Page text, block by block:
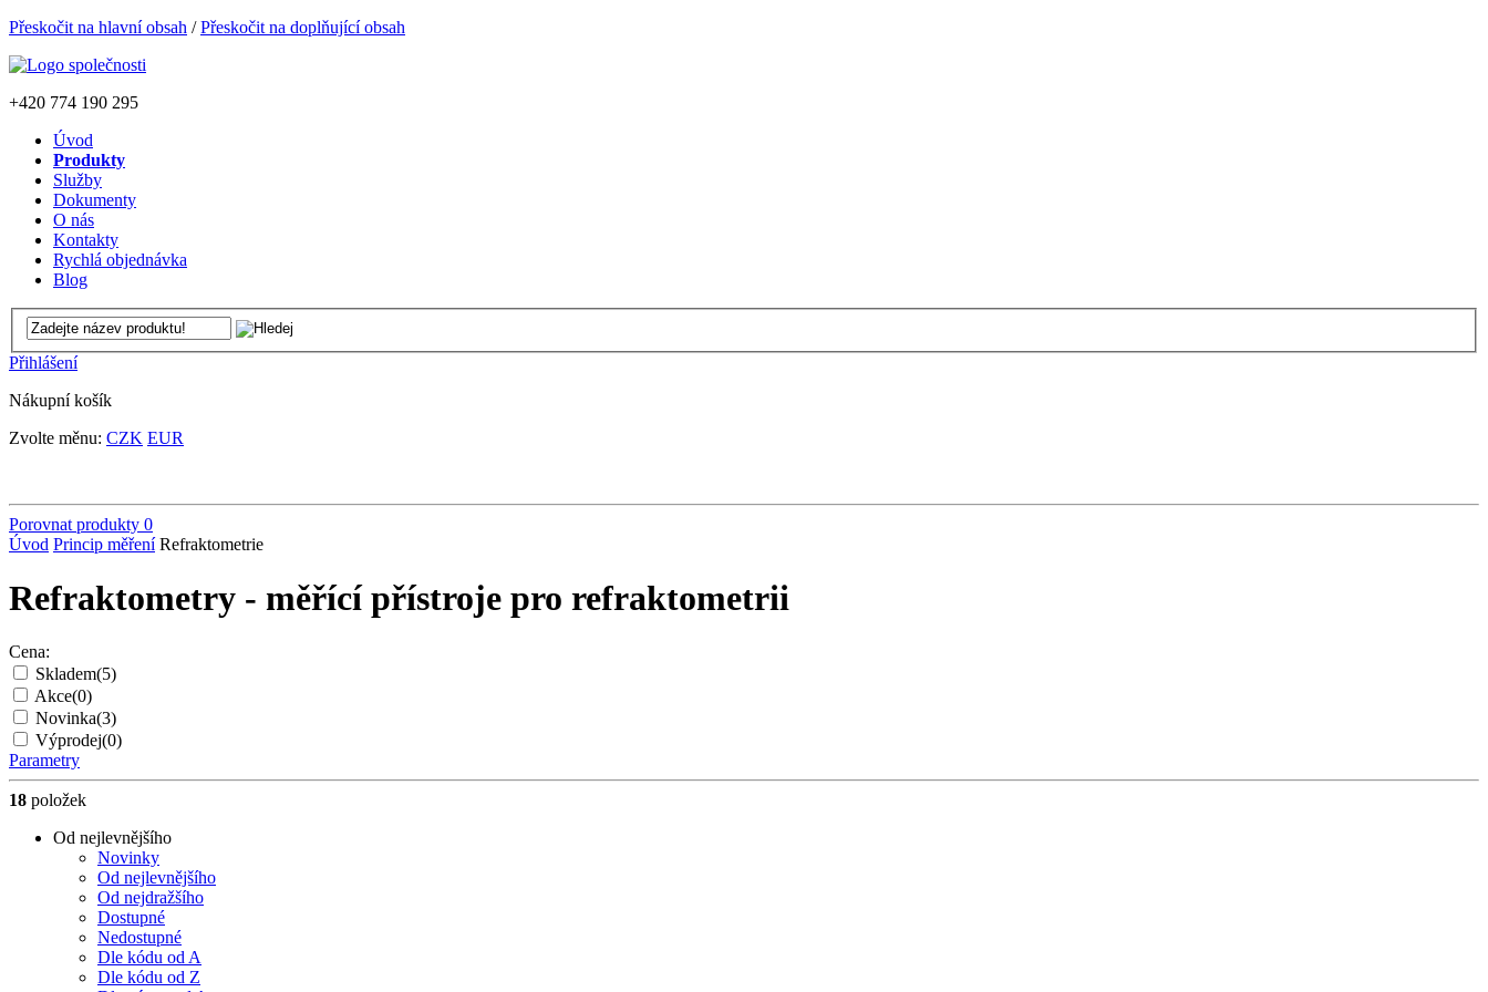
Přeskočit na hlavní obsah /Přeskočit na doplňující obsah
+420 774 190 295
Úvod
Produkty
Služby
Dokumenty
O nás
Kontakty
Rychlá objednávka
Blog
Přihlášení
Nákupní košík
Zvolte měnu: CZK EUR
Porovnat produkty 0
Úvod Princip měření Refraktometrie
Refraktometry - měřící přístroje pro refraktometrii
Cena:
Skladem(5)
Akce(0)
Novinka(3)
Výprodej(0)
Parametry
18 položek
Od nejlevnějšího
Novinky
Od nejlevnějšího
Od nejdražšího
Dostupné
Nedostupné
Dle kódu od A
Dle kódu od Z